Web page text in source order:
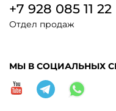
+7 928 085 11 22
Отдел продаж
МЫ В СОЦИАЛЬНЫХ